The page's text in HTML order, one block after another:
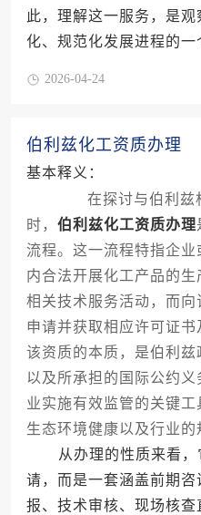
此，理解这一服务，是
化、规范化发展进程的一
2026-04-24
伯利兹化工资质办理
基本释义：
在探讨与伯利兹
时， 伯利兹化工资质办理
流程。这一流程特指企
内合法开展化工产品的
相关技术服务活动，而
申请并获取相应许可证书
该资质的本质，是伯利
以及所承担的国际公约
业实施有效监管的关键工
生态环境健康以及行业的
从办理的性质来看，
请，而是一套涵盖前期
报、技术审核、现场核